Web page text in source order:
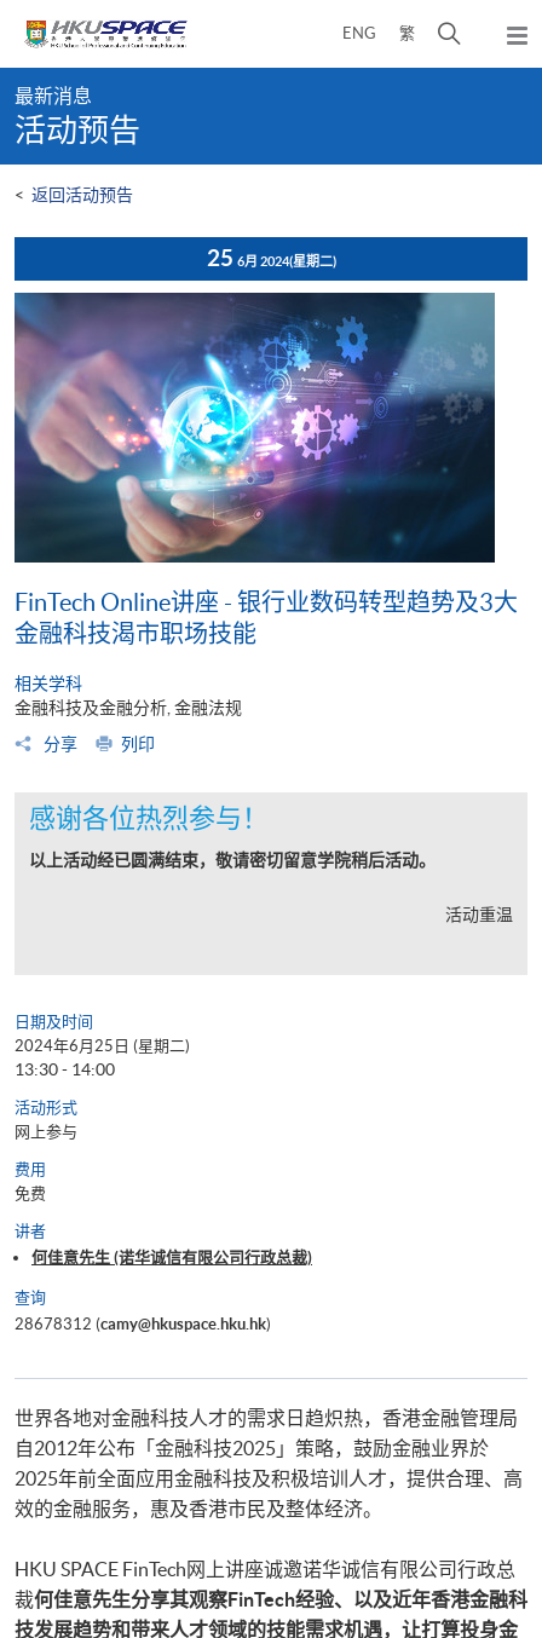
content
ENG 繁
开
弹
出
content
start
最新消息
活动预告
< 返回活动预告
25 6月 2024(星期二)
FinTech Online讲座 - 银行业数码转型趋势及3大
金融科技渴市职场技能
相关学科
金融科技及金融分析, 金融法规
分享
列印
感谢各位热烈参与！
以上活动经已圆满结束，敬请密切留意学院稍后活动。
活动重温
日期及时间
2024年6月25日 (星期二)
13:30 - 14:00
活动形式
网上参与
费用
免费
讲者
何佳意先生 (诺华诚信有限公司行政总裁)
查询
28678312 (camy@hkuspace.hku.hk)
世界各地对金融科技人才的需求日趋炽热，香港金融管理局
自2012年公布「金融科技2025」策略，鼓励金融业界於
2025年前全面应用金融科技及积极培训人才，提供合理、高
效的金融服务，惠及香港市民及整体经济。
HKU SPACE FinTech网上讲座诚邀诺华诚信有限公司行政总
裁何佳意先生分享其观察FinTech经验、以及近年香港金融科
技发展趋势和带来人才领域的技能需求机遇，让打算投身金